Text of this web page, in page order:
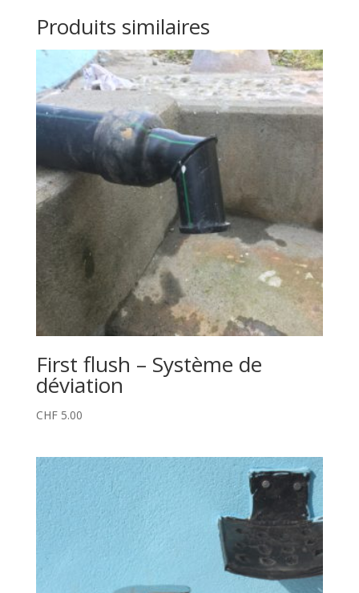
Produits similaires
First flush – Système de
déviation
CHF5.00